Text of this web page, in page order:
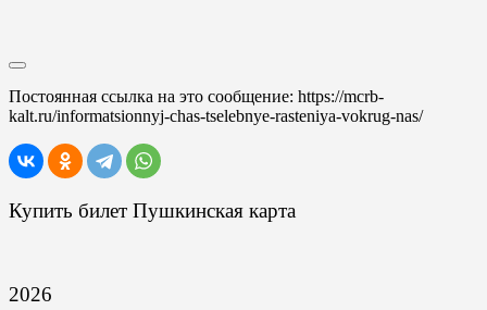
Постоянная ссылка на это сообщение: https://mcrb-
kalt.ru/informatsionnyj-chas-tselebnye-rasteniya-vokrug-nas/
Купить билет Пушкинская карта
2026